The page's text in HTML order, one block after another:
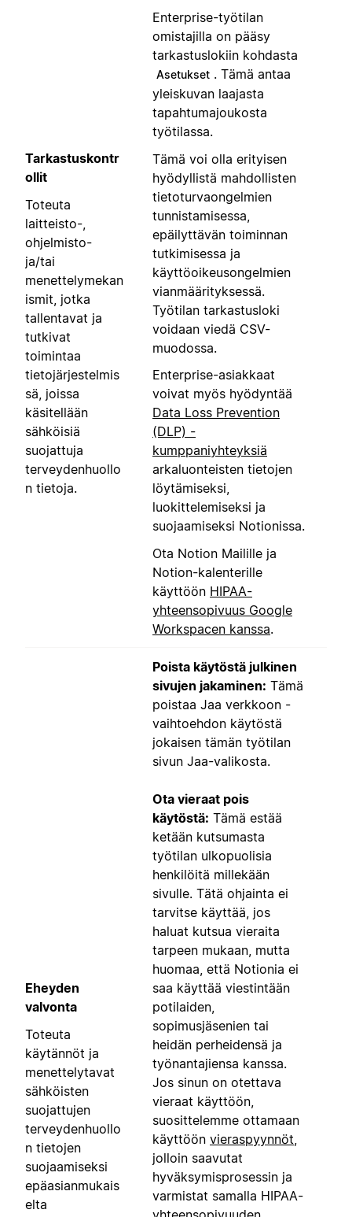
Tarkastuskontr
ollit
Toteuta
laitteisto-,
ohjelmisto-
ja/tai
menettelymekan
ismit, jotka
tallentavat ja
tutkivat
toimintaa
tietojärjestelmis
sä, joissa
käsitellään
sähköisiä
suojattuja
terveydenhuollo
n tietoja.
Enterprise-työtilan
omistajilla on pääsy
tarkastuslokiin kohdasta
Asetukset . Tämä antaa
yleiskuvan laajasta
tapahtumajoukosta
työtilassa.
Tämä voi olla erityisen
hyödyllistä mahdollisten
tietoturvaongelmien
tunnistamisessa,
epäilyttävän toiminnan
tutkimisessa ja
käyttöoikeusongelmien
vianmäärityksessä.
Työtilan tarkastusloki
voidaan viedä CSV-
muodossa.
Enterprise-asiakkaat
voivat myös hyödyntää
Data Loss Prevention
(DLP) -
kumppaniyhteyksiä
arkaluonteisten tietojen
löytämiseksi,
luokittelemiseksi ja
suojaamiseksi Notionissa.
Ota Notion Mailille ja
Notion-kalenterille
käyttöön HIPAA-
yhteensopivuus Google
Workspacen kanssa.
Eheyden
valvonta
Toteuta
käytännöt ja
menettelytavat
sähköisten
suojattujen
terveydenhuollo
n tietojen
suojaamiseksi
epäasianmukais
elta
Poista käytöstä julkinen
sivujen jakaminen: Tämä
poistaa Jaa verkkoon -
vaihtoehdon käytöstä
jokaisen tämän työtilan
sivun Jaa-valikosta.
Ota vieraat pois
käytöstä: Tämä estää
ketään kutsumasta
työtilan ulkopuolisia
henkilöitä millekään
sivulle. Tätä ohjainta ei
tarvitse käyttää, jos
haluat kutsua vieraita
tarpeen mukaan, mutta
huomaa, että Notionia ei
saa käyttää viestintään
potilaiden,
sopimusjäsenien tai
heidän perheidensä ja
työnantajiensa kanssa.
Jos sinun on otettava
vieraat käyttöön,
suosittelemme ottamaan
käyttöön vieraspyynnöt,
jolloin saavutat
hyväksymisprosessin ja
varmistat samalla HIPAA-